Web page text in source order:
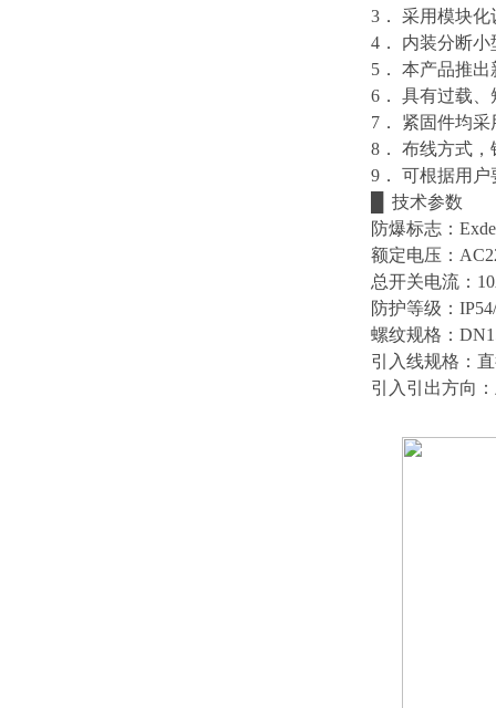
3． 采用模块
4． 内装分断
5． 本产品推
6． 具有过载
7． 紧固件均
8． 布线方式
9． 可根据用
█ 技术参数
防爆标志：
额定电压：
总开关电流：
防护等级：
螺纹规格：
引入线规格：
引入引出方向